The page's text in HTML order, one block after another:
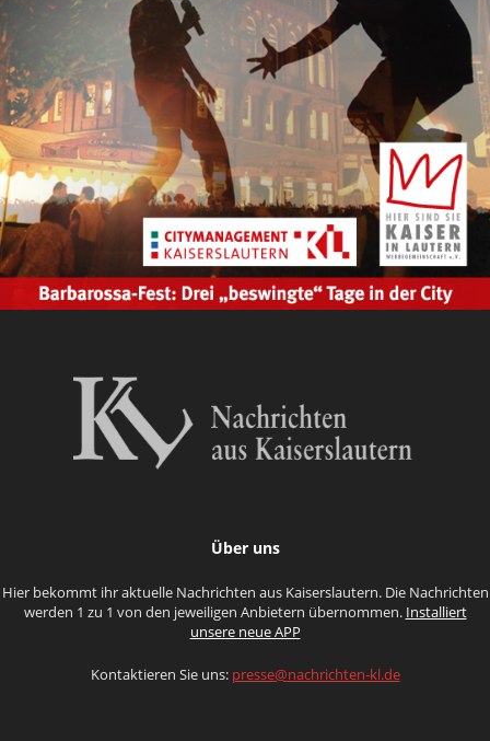
Über uns
Hier bekommt ihr aktuelle Nachrichten aus Kaiserslautern. Die Nachrichten
werden 1 zu 1 von den jeweiligen Anbietern übernommen. Installiert
unsere neue APP
Kontaktieren Sie uns: presse@nachrichten-kl.de